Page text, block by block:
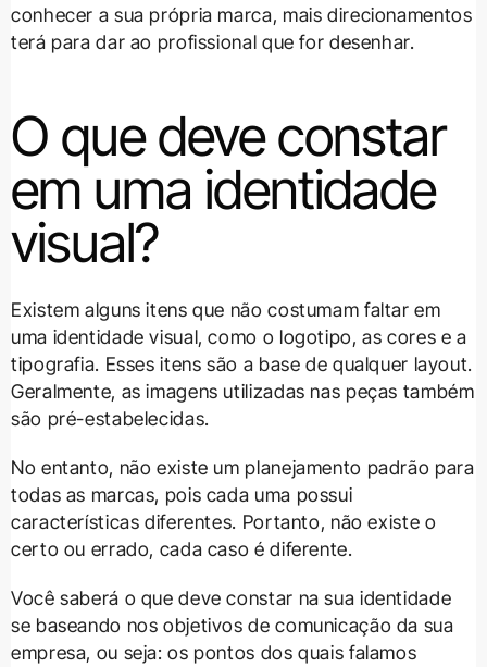
conhecer a sua própria marca, mais direcionamentos
terá para dar ao profissional que for desenhar.
O que deve constar
em uma identidade
visual?
Existem alguns itens que não costumam faltar em
uma identidade visual, como o logotipo, as cores e a
tipografia. Esses itens são a base de qualquer layout.
Geralmente, as imagens utilizadas nas peças também
são pré-estabelecidas.
No entanto, não existe um planejamento padrão para
todas as marcas, pois cada uma possui
características diferentes. Portanto, não existe o
certo ou errado, cada caso é diferente.
Você saberá o que deve constar na sua identidade
se baseando nos objetivos de comunicação da sua
empresa, ou seja: os pontos dos quais falamos